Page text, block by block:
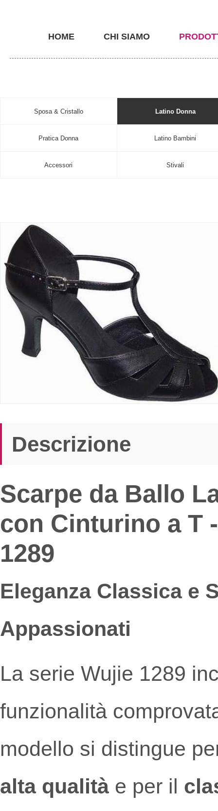
HOME CHI SIAMO
Sposa & Cristallo Latino Donna
Pratica Donna Latino Bambini
Accessori Stivali
Descrizione
Scarpe da Ballo
con Cinturino a T
1289
Eleganza Classica e
Appassionati
La serie Wujie 1289
funzionalità
modello si distingue
alta qualità e per il